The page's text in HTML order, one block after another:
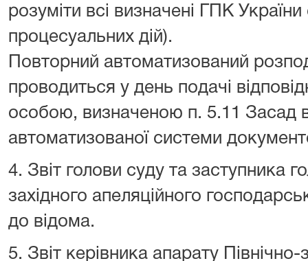
розуміти всі визначені ГПК
процесуальних дій).
Повторний автоматизований
проводиться у день подачі
особою, визначеною п. 5.11 Засад
автоматизованої системи
4. Звіт голови суду та заступника
західного апеляційного
до відома.
5. Звіт керівника апарату Північно-